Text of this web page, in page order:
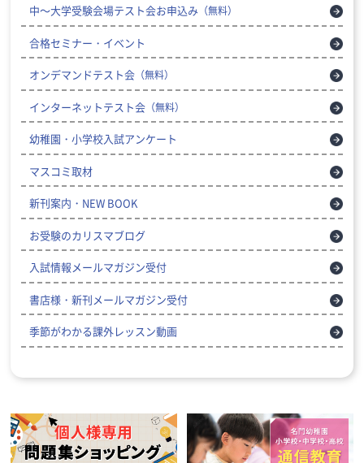
中～大学受験会場テスト会お申込み （無料）
合格セミナー・イベント
オンデマンドテスト会 （無料）
インターネットテスト会 （無料）
幼稚園・小学校入試アンケート
マスコミ取材
新刊案内・NEW BOOK
お受験のカリスマブログ
入試情報メールマガジン受付
書店様・新刊メールマガジン受付
季節がわかる課外レッスン動画